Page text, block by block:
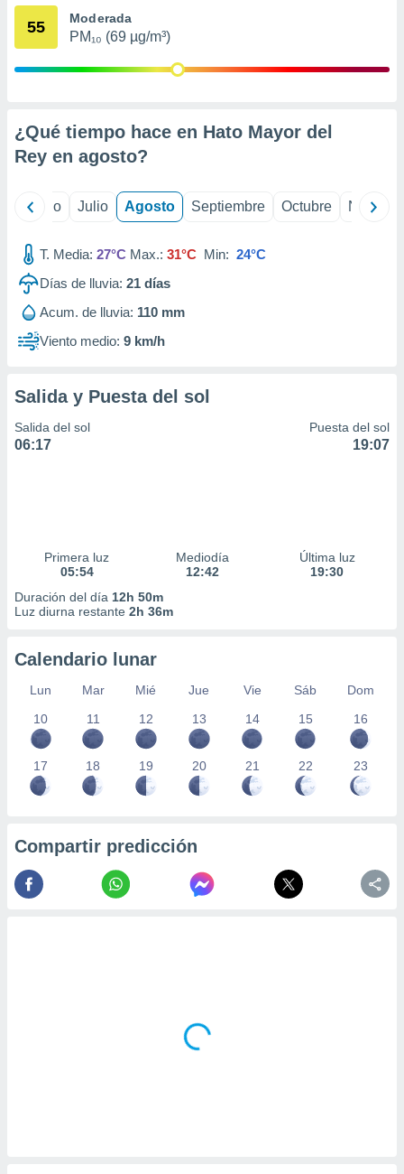
e
publicidad
1199
55 Moderada
PM₁₀ (69 µg/m³)
¿Qué tiempo hace en Hato Mayor del
Rey en agosto?
Junio Julio Agosto Septiembre Octubre
T. Media: 27°C Max.: 31°C Min: 24°C
Días de lluvia: 21 días
Acum. de lluvia: 110 mm
Viento medio: 9 km/h
Salida y Puesta del sol
Salida del sol
06:17
Puesta del sol
19:07
Primera luz
05:54
Mediodía
12:42
Última luz
19:30
Duración del día 12h 50m
Luz diurna restante 2h 36m
Calendario lunar
Lun Mar Mié Jue Vie Sáb
Dom
10
11 12 13 14 15 16
17 18 19 20 21 22 23
Compartir predicción